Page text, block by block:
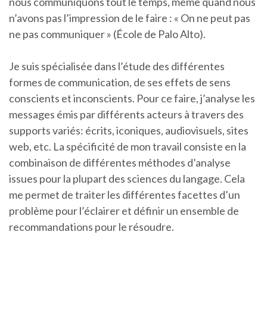
n’avons pas l’impression de le faire : « On ne peut pas
ne pas communiquer » (École de Palo Alto).
Je suis spécialisée dans l’étude des différentes
formes de communication, de ses effets de sens
conscients et inconscients. Pour ce faire, j’analyse les
messages émis par différents acteurs à travers des
supports variés: écrits, iconiques, audiovisuels, sites
web, etc. La spécificité de mon travail consiste en la
combinaison de différentes méthodes d’analyse
issues pour la plupart des sciences du langage. Cela
me permet de traiter les différentes facettes d’un
problème pour l’éclairer et définir un ensemble de
recommandations pour le résoudre.